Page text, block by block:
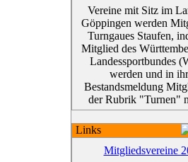
Vereine mit Sitz im
Göppingen werden
Turngaues Staufen,
Mitglied des
Landessportbundes
werden und in
Bestandsmeldung
der Rubrik "Turnen"
Links
Mitgliedsvereine